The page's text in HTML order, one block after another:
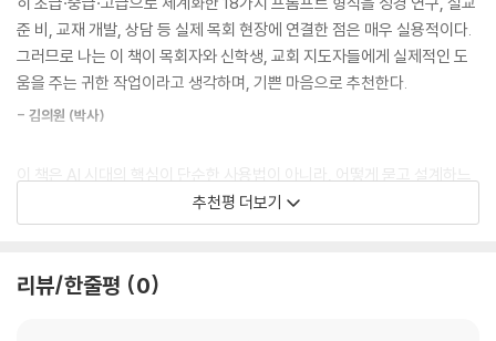
감사의 글 219
을 대신하여 해석하지 않는다. 다만 연구자가 질문을 더 잘 던지도록 돕는
거울(Reflective Mirror)이 된다. 프롬프트는 성경 주해를 위한 ‘디지털
헬라어 사전’이 아니라, 사고를 확장시키는 신학적 대화 파트너(Theolog
ical Dialogue Partner)다.
--- pp.157-158
AI는 본문을 분석하지만, 하나님을 대신하여 말씀하지 않는다. 프롬프트는
성경 연구의 도구일 뿐 아니라, 연구자가 하나님의 말씀에 다시 귀 기울이
게 하는 신학적 거울(Theological Mirror)이다. “성경 연구는 텍스트를
트는 그 여정을 돕는 언어의 지팡이(Staff of Language)이며, AI는 신
앙의 길 위에서 사유를 확장시키는 동행자(Companion of Reflection)
신앙으로 이어지 는지를 보여주는 실천적 안내이다.
■ 4장은 프롬프트를 추상적 개념이 아니라, 사고를 구조화하고 현실에 적
용하도록 돕는 18가지 언어 형식으로 제시하는 장이다.
실제 성경 연구의 현장에 어떻게 적용할 수 있는지를 보여주는 장이다. 즉,
프롬프트를 단순한 질문 기술이 아니라, 본문 구조, 문맥, 원어, 비교, 교리
연결을 깊이 탐 구하게 하는 신학적 독서의 도구로 다루는 연구 중심의 장
준 비, 교재 개발, 상담 등 실제 목회 현장에 연결한 점은 매우 실용적이다.
그러므로 나는 이 책이 목회자와 신학생, 교회 지도자들에게 실제적인 도
움을 주는 귀한 작업이라고 생각하며, 기쁜 마음으로 추천한다.
- 김의원 (박사)
이 책은 AI 시대의 핵심이 단순한 사용법이 아니라, 어떻게 묻고 설계하느
냐는 “질문력”과 프롬프트 엔지니어링에 있음을 분명히 보여 준다. 저자는
목회와 신학교육 현장의 필요를 잘 아는 바탕 위에서, 초급·중급·고급 단계
다. 따라서 이 책은 단순한 AI 활용 안내서를 넘어, 성경 해석과 신학 전달
추천평 더보기
리뷰/한줄평 0